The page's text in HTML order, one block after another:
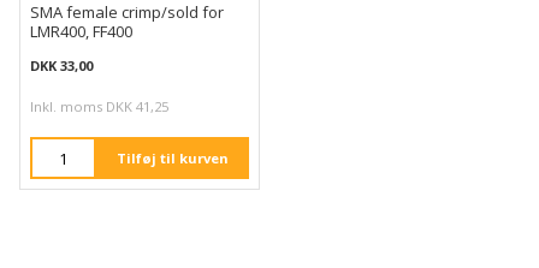
SMA female crimp/sold for
LMR400, FF400
DKK 33,00
Inkl. moms DKK 41,25
Tilføj til kurven